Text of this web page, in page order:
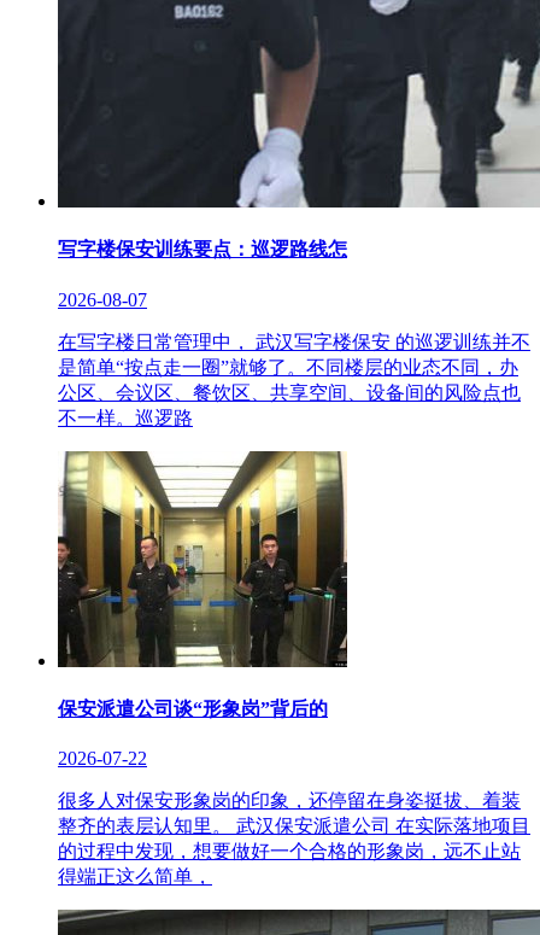
写字楼保安训练要点：巡逻路线怎
2026-08-07
在写字楼日常管理中， 武汉写字楼保安 的巡逻训练并不
是简单“按点走一圈”就够了。不同楼层的业态不同，办
公区、会议区、餐饮区、共享空间、设备间的风险点也
不一样。巡逻路
保安派遣公司谈“形象岗”背后的
2026-07-22
很多人对保安形象岗的印象，还停留在身姿挺拔、着装
整齐的表层认知里。 武汉保安派遣公司 在实际落地项目
的过程中发现，想要做好一个合格的形象岗，远不止站
得端正这么简单，